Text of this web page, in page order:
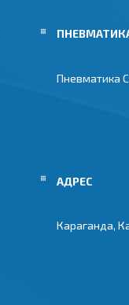
Пневматика
Караганда,